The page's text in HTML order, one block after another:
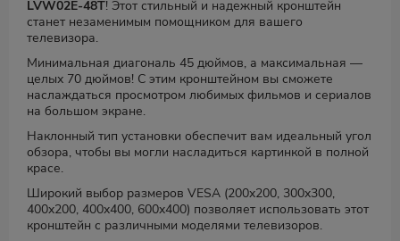
LVW02E-48T! Этот стильный и надежный кронштейн
станет незаменимым помощником для вашего
телевизора.
Минимальная диагональ 45 дюймов, а максимальная —
целых 70 дюймов! С этим кронштейном вы сможете
наслаждаться просмотром любимых фильмов и сериалов
на большом экране.
Наклонный тип установки обеспечит вам идеальный угол
обзора, чтобы вы могли насладиться картинкой в полной
красе.
Широкий выбор размеров VESA (200x200, 300x300,
400x200, 400x400, 600x400) позволяет использовать этот
кронштейн с различными моделями телевизоров.